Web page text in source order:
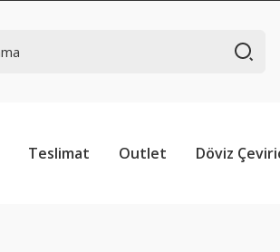
Teslimat Outlet Döviz